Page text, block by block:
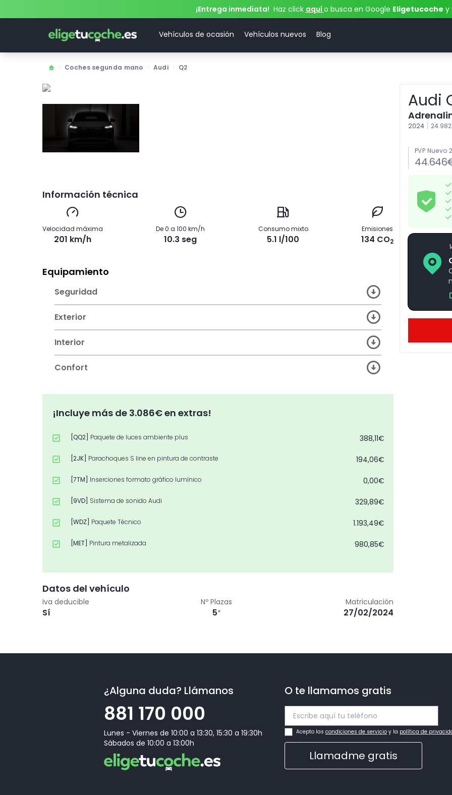
¡Entrega inmediata! Haz click aquío busca en Google Eligetucoche y
Vehículos de ocasión Vehículos nuevos Blog
Coches segunda mano Audi Q2
Información técnica
Velocidad máxima
201 km/h
De 0 a 100 km/h
10.3 seg
Consumo mixto
5.1 l/100
Emisiones
134 CO2
Equipamiento
Seguridad
Exterior
Interior
Confort
¡Incluye más de 3.086€ en extras!
[QQ2] Paquete de luces ambiente plus 388,11€
[2JK] Parachoques S line en pintura de contraste 194,06€
[7TM] Inserciones formato gráfico lumínico 0,00€
[9VD] Sistema de sonido Audi 329,89€
[WDZ] Paquete Técnico 1.193,49€
[MET] Pintura metalizada 980,85€
[Z08] Paquete accesorios
Datos del vehículo
Iva deducible
Sí
Nº Plazas
5*
Matriculación
27/02/2024
Audi
2024 |
PVP Nuevo
¿Alguna duda? Llámanos
881 170 000
Lunes - Viernes de 10:00 a 13:30, 15:30 a 19:30h
Sábados de 10:00 a 13:00h
O te llamamos gratis
Acepto las condiciones de servicio y la política de
Llamadme gratis